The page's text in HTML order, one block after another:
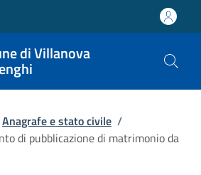
di Villanova
Anagrafe e stato civile /
di pubblicazione di matrimonio da